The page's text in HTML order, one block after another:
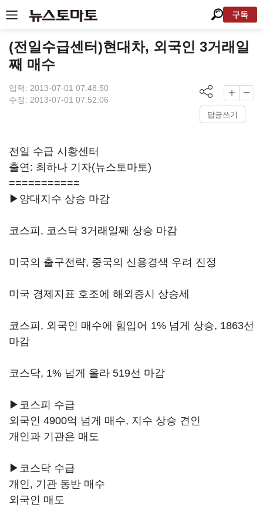
구독
(전일수급센터)현대차, 외국인 3거래일
째 매수
입력: 2013-07-01 07:48:50
수정: 2013-07-01 07:52:06
답글쓰기
전일 수급 시황센터
출연: 최하나 기자(뉴스토마토)
===========
▶양대지수 상승 마감
코스피, 코스닥 3거래일째 상승 마감
미국의 출구전략, 중국의 신용경색 우려 진정
미국 경제지표 호조에 해외증시 상승세
코스피, 외국인 매수에 힘입어 1% 넘게 상승, 1863선
마감
코스닥, 1% 넘게 올라 519선 마감
▶코스피 수급
외국인 4900억 넘게 매수, 지수 상승 견인
개인과 기관은 매도
▶코스닥 수급
개인, 기관 동반 매수
외국인 매도